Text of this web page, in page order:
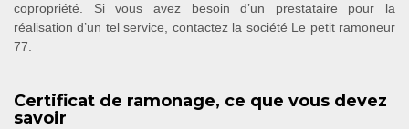
copropriété. Si vous avez besoin d’un prestataire pour la
réalisation d’un tel service, contactez la société Le petit ramoneur
77.
Certificat de ramonage, ce que vous devez
savoir